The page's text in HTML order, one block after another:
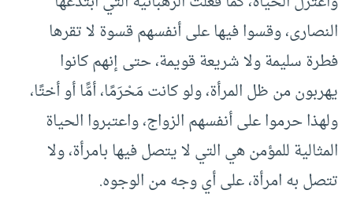
النصارى، وقسوا فيها على أنفسهم قسوة لا تقرها
فطرة سليمة ولا شريعة قويمة، حتى إنهم كانوا
يهربون من ظل المرأة، ولو كانت مَحْرَمًا، أمًّا أو أختًا،
ولهذا حرموا على أنفسهم الزواج، واعتبروا الحياة
المثالية للمؤمن هي التي لا يتصل فيها بامرأة، ولا
تتصل به امرأة، على أي وجه من الوجوه.